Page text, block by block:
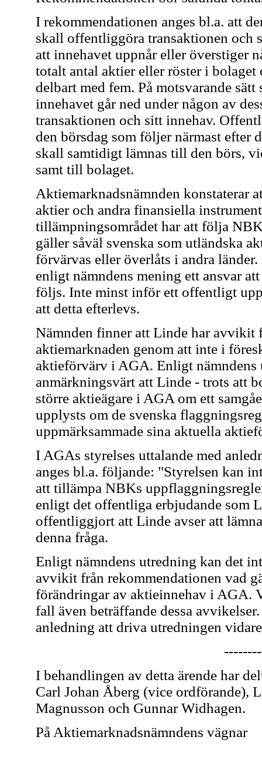
I rekommendationen anges bl.a. att
skall offentliggöra transaktionen och
att innehavet uppnår eller överstiger
totalt antal aktier eller röster i
delbart med fem. På motsvarande
innehavet går ned under någon av
transaktionen och sitt innehav.
den börsdag som följer närmast efter
skall samtidigt lämnas till den börs,
samt till bolaget.
Aktiemarknadsnämnden konstaterar
aktier och andra finansiella
tillämpningsområdet har att följa
gäller såväl svenska som utländska
förvärvas eller överlåts i andra
enligt nämndens mening ett ansvar
följs. Inte minst inför ett offentligt
att detta efterlevs.
Nämnden finner att Linde har avvikit
aktiemarknaden genom att inte i
aktieförvärv i AGA. Enligt
anmärkningsvärt att Linde - trots att
större aktieägare i AGA om ett
upplysts om de svenska
uppmärksammade sina aktuella
I AGAs styrelses uttalande med
anges bl.a. följande: "Styrelsen kan
att tillämpa NBKs
enligt det offentliga erbjudande som
offentliggjort att Linde avser att
denna fråga.
Enligt nämndens utredning kan det
avvikit från rekommendationen vad
förändringar av aktieinnehav i AGA.
fall även beträffande dessa
anledning att driva utredningen
I behandlingen av detta ärende har
Carl Johan Åberg (vice ordförande),
Magnusson och Gunnar Widhagen.
På Aktiemarknadsnämndens vägnar